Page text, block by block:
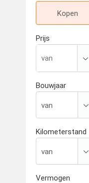
Kopen
Prijs
Bouwjaar
Kilometerstand
Vermogen